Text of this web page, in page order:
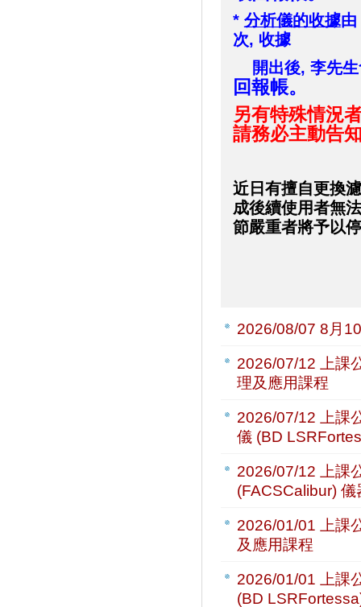
* 分析儀的收據由
次, 收據
開出後, 李先生
回報帳。
另有特殊情況
請務必主動告
近日有擅自更換
成後續使用者無
節嚴重者將予以
2026/08/07 8月
2026/07/12
上
理及應用課程
2026/07/12
上
儀 (BD
2026/07/12
上
(FACSCalibur)
2026/01/01
上
及應用課程
2026/01/01
上
(BD